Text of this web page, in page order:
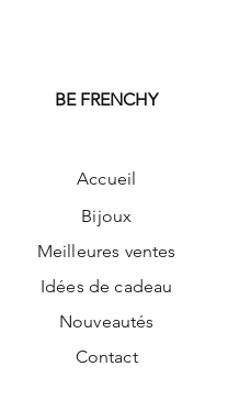
BE FRENCHY
Accueil
Bijoux
Meilleures ventes
Idées de cadeau
Nouveautés
Contact